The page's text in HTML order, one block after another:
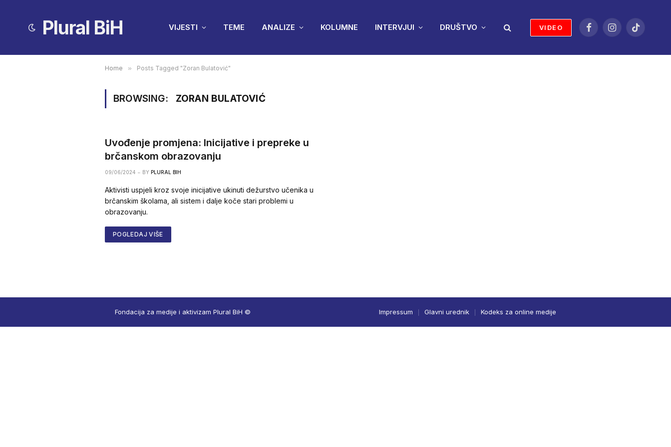
Plural BiH VIJESTI TEME ANALIZE KOLUMNE INTERVJUI DRUŠTVO VIDEO
FacebookInstagramTikTok
Home » Posts Tagged "Zoran Bulatović"
BROWSING: ZORAN BULATOVIĆ
Uvođenje promjena: Inicijative i prepreke u
brčanskom obrazovanju
09/06/2024 BY PLURAL BIH
Aktivisti uspjeli kroz svoje inicijative ukinuti dežurstvo učenika u
brčanskim školama, ali sistem i dalje koče stari problemi u
obrazovanju.
POGLEDAJ VIŠE
Fondacija za medije i aktivizam Plural BiH © Impressum Glavni urednik Kodeks za online medije